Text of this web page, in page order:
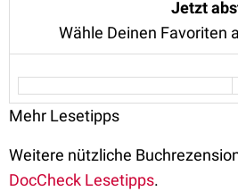
Jetzt
Wähle Deinen Favoriten
Mehr Lesetipps
Weitere nützliche
DocCheck Lesetipps.